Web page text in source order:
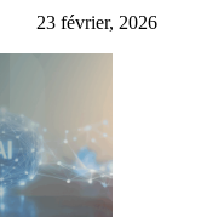
23 février, 2026